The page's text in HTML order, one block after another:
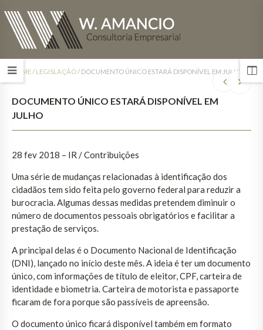
HOME/ LEGISLAÇÃO/ DOCUMENTO ÚNICO ESTARÁ DISPONÍVEL EM JULHO
DOCUMENTO ÚNICO ESTARÁ DISPONÍVEL EM
JULHO
28 fev 2018 – IR / Contribuições
Uma série de mudanças relacionadas à identificação dos
cidadãos tem sido feita pelo governo federal para reduzir a
burocracia. Algumas dessas medidas pretendem diminuir o
número de documentos pessoais obrigatórios e facilitar a
prestação de serviços.
A principal delas é o Documento Nacional de Identificação
(DNI), lançado no início deste mês. A ideia é ter um documento
único, com informações de título de eleitor, CPF, carteira de
identidade e biometria. Carteira de motorista e passaporte
ficaram de fora porque são passíveis de apreensão.
O documento único ficará disponível também em formato